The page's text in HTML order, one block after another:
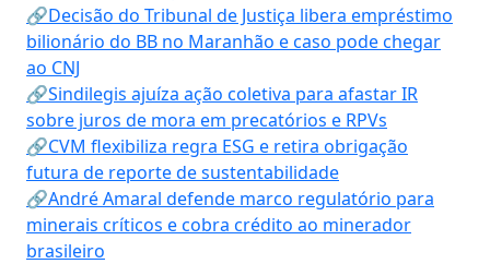
🔗Decisão do Tribunal de Justiça libera empréstimo
bilionário do BB no Maranhão e caso pode chegar
ao CNJ
🔗Sindilegis ajuíza ação coletiva para afastar IR
sobre juros de mora em precatórios e RPVs
🔗CVM flexibiliza regra ESG e retira obrigação
futura de reporte de sustentabilidade
🔗André Amaral defende marco regulatório para
minerais críticos e cobra crédito ao minerador
brasileiro